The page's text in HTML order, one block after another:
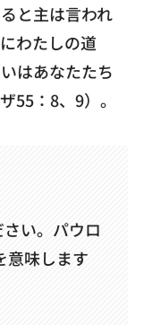
と主は言われ
わたしの道
はあなたたち
55：8、9）。
い。パウロ
意味します